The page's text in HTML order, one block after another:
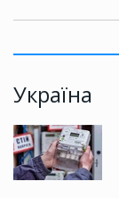
Україна